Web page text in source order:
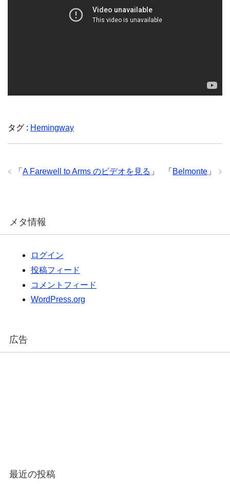
タグ : Hemingway
「 Belmonte 」
「 A Farewell to Arms のビデオを見る 」
メタ情報
ログイン
投稿フィード
コメントフィード
WordPress.org
広告
最近の投稿